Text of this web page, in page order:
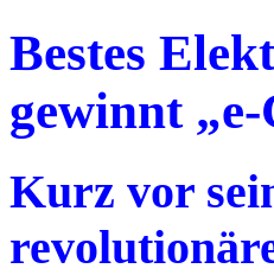
Bestes
gewinnt
Kurz vor